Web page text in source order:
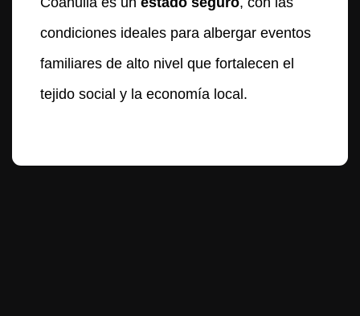
condiciones ideales para albergar eventos
familiares de alto nivel que fortalecen el
tejido social y la economía local.